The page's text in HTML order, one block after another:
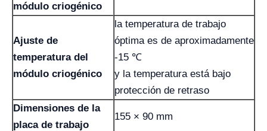
módulo criogénico
Ajuste de
temperatura del
módulo criogénico
la temperatura de trabajo
óptima es de aproximadamente
-15 ℃
y la temperatura está bajo
protección de retraso
Dimensiones de la
placa de trabajo
155 × 90 mm